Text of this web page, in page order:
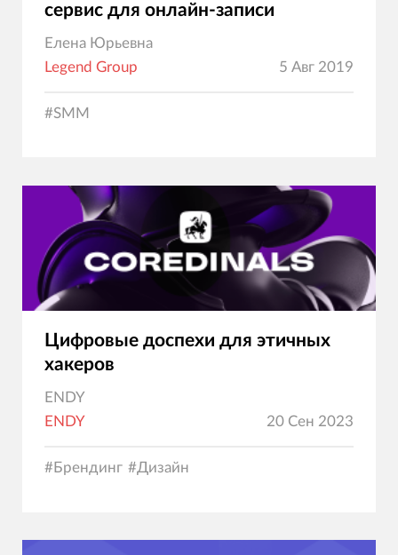
сервис для онлайн-записи
Елена Юрьевна
Legend Group
5 Авг 2019
#SMM
Цифровые доспехи для этичных
хакеров
ENDY
ENDY
20 Сен 2023
#Брендинг #Дизайн